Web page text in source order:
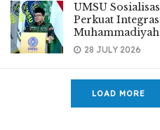
UMSU
Perkuat
Muhammadiyah
28 JULY 2026
LOAD MORE